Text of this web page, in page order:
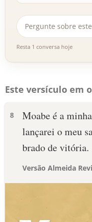
Resta 1 conversa hoje
Este versículo em
8
Moabe é a
lançarei o meu
brado de vitória.
Versão Almeida